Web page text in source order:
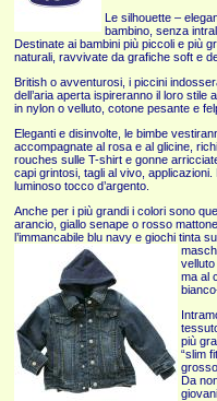
Le silhouette –
bambino, senza
Destinate ai bambini più piccoli e più
naturali, ravvivate da grafiche soft e
British o avventurosi, i piccini
dell’aria aperta ispireranno il loro
in nylon o velluto, cotone pesante e
Eleganti e disinvolte, le bimbe
accompagnate al rosa e al glicine,
rouches sulle T-shirt e gonne
capi grintosi, tagli al vivo,
luminoso tocco d’argento.
Anche per i più grandi i colori sono
arancio, giallo senape o rosso
l’immancabile blu navy e giochi tinta
ma al
più
“slim
grosso.
Da